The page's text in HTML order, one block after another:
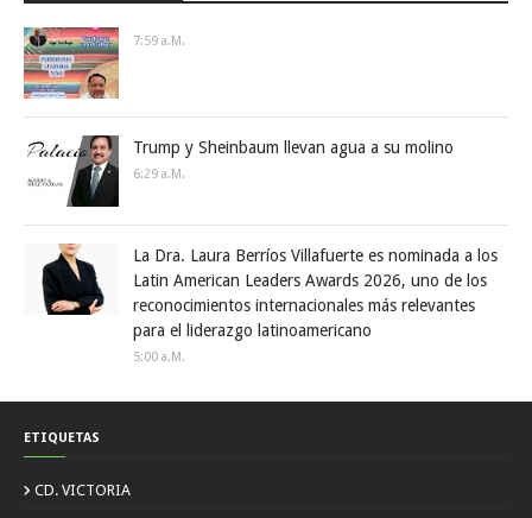
7:59 A.m.
Trump y Sheinbaum llevan agua a su molino
6:29 A.m.
La Dra. Laura Berríos Villafuerte es nominada a los
Latin American Leaders Awards 2026, uno de los
reconocimientos internacionales más relevantes
para el liderazgo latinoamericano
5:00 A.m.
ETIQUETAS
CD. VICTORIA